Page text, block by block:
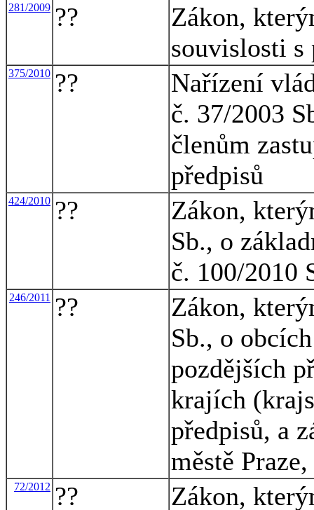
281/2009 ??
Zákon,
souvislosti s
375/2010 ??
Nařízení
č. 37/2003
členům
předpisů
424/2010 ??
Zákon,
Sb., o
č. 100/2010
246/2011 ??
Zákon,
Sb., o
pozdějších
krajích
předpisů, a
městě
72/2012 ?? Zákon,